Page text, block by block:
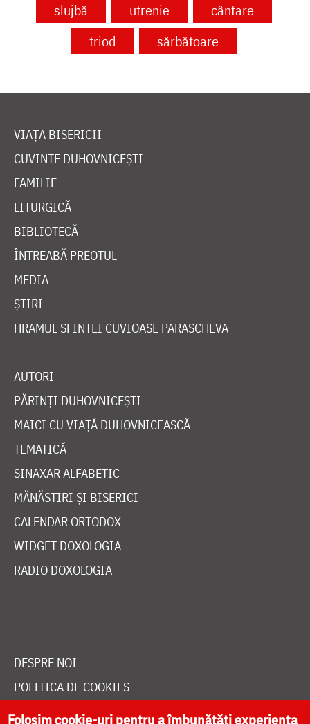
slujbă utrenie
cântare
triod
sărbătoare
VIAȚA BISERICII
CUVINTE DUHOVNICEȘTI
FAMILIE
LITURGICĂ
BIBLIOTECĂ
ÎNTREABĂ PREOTUL
MEDIA
ȘTIRI
HRAMUL SFINTEI CUVIOASE PARASCHEVA
AUTORI
PĂRINȚI DUHOVNICEȘTI
MAICI CU VIAȚĂ DUHOVNICEASCĂ
TEMATICĂ
SINAXAR ALFABETIC
MĂNĂSTIRI ȘI BISERICI
CALENDAR ORTODOX
WIDGET DOXOLOGIA
RADIO DOXOLOGIA
DESPRE NOI
POLITICA DE COOKIES
DONEAZĂ ONLINE PENTRU CATEDRALA NAȚIONALĂ
Folosim cookie-uri pentru a îmbunătăți experiența